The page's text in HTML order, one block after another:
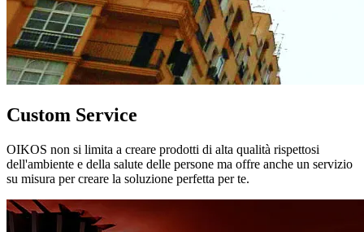
Custom Service
OIKOS non si limita a creare prodotti di alta qualità rispettosi
dell'ambiente e della salute delle persone ma offre anche un servizio
su misura per creare la soluzione perfetta per te.